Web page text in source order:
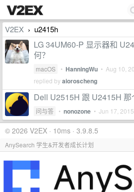
V2EX › u2415h
LG 34UM60-P 显示器和
何？
macOS • HanningWu • Aug 10,
replied byaioroscheng
Dell U2515H 跟 U2415H 那
问与答 • nonozone • Jun 17, 2015
© 2026 V2EX · 10ms · 3.9.8.5
AnySearch 学生&开发者成长计划